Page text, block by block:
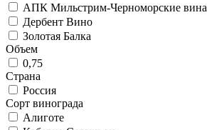
АПК Мильстрим-Черноморские вина
Дербент Вино
Золотая Балка
Объем
0,75
Страна
Россия
Сорт винограда
Алиготе